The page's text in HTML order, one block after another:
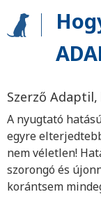
Szerző
A nyugtató
egyre
nem véletlen!
szorongó és
korántsem